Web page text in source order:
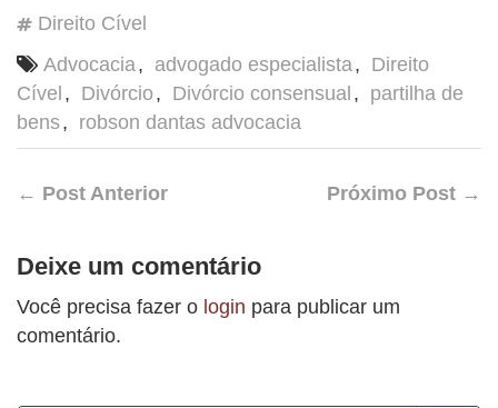
Direito Cível
Advocacia , advogado especialista , Direito
Cível , Divórcio , Divórcio consensual , partilha de
bens, robson dantas advocacia
← Post Anterior Próximo Post →
Deixe um comentário
Você precisa fazer o login para publicar um
comentário.